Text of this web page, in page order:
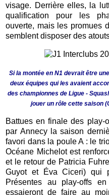
visage. Derrière elles, la
qualification pour les
ouverte, mais les promues
semblent disposer des
Si la montée en N1 devrait être
deux équipes qui les avaient
des championnes de Ligue -
jouer un rôle cette saison
Battues en finale des play-
par Annecy la saison
favori dans la poule A : le
Océane Michelot est
et le retour de Patricia
Guyot et Éva Ciceri) qui
Présentes au play-offs
essaieront de faire au